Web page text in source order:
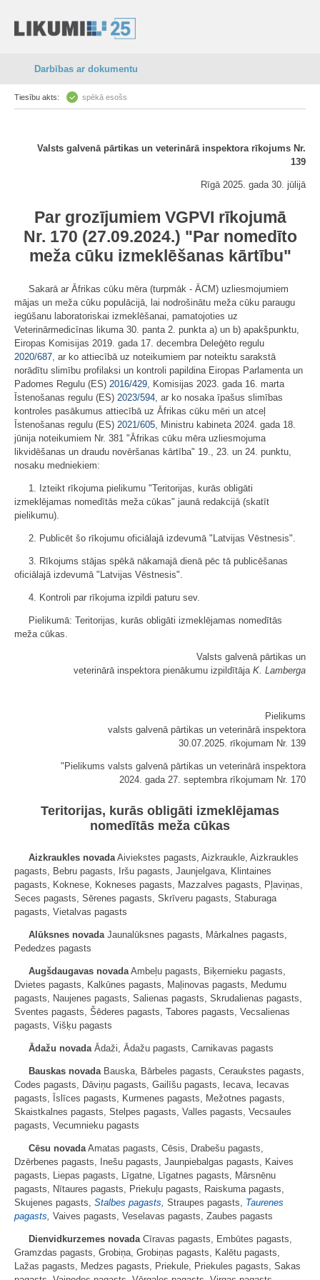
Darbības ar dokumentu
Tiesību akts: spēkā esošs
Valsts galvenā pārtikas un veterinārā inspektora rīkojums Nr.
139
Rīgā 2025. gada 30. jūlijā
Par grozījumiem VGPVI rīkojumā
Nr. 170 (27.09.2024.) "Par nomedīto
meža cūku izmeklēšanas kārtību"
Sakarā ar Āfrikas cūku mēra (turpmāk - ĀCM) uzliesmojumiem
mājas un meža cūku populācijā, lai nodrošinātu meža cūku paraugu
iegūšanu laboratoriskai izmeklēšanai, pamatojoties uz
Veterinārmedicīnas likuma 30. panta 2. punkta a) un b) apakšpunktu,
Eiropas Komisijas 2019. gada 17. decembra Deleģēto regulu
2020/687, ar ko attiecībā uz noteikumiem par noteiktu sarakstā
norādītu slimību profilaksi un kontroli papildina Eiropas Parlamenta un
Padomes Regulu (ES) 2016/429, Komisijas 2023. gada 16. marta
Īstenošanas regulu (ES) 2023/594, ar ko nosaka īpašus slimības
kontroles pasākumus attiecībā uz Āfrikas cūku mēri un atceļ
Īstenošanas regulu (ES) 2021/605, Ministru kabineta 2024. gada 18.
jūnija noteikumiem Nr. 381 "Āfrikas cūku mēra uzliesmojuma
likvidēšanas un draudu novēršanas kārtība" 19., 23. un 24. punktu,
nosaku medniekiem:
1. Izteikt rīkojuma pielikumu "Teritorijas, kurās obligāti
izmeklējamas nomedītās meža cūkas" jaunā redakcijā (skatīt
pielikumu).
2. Publicēt šo rīkojumu oficiālajā izdevumā "Latvijas Vēstnesis".
3. Rīkojums stājas spēkā nākamajā dienā pēc tā publicēšanas
oficiālajā izdevumā "Latvijas Vēstnesis".
4. Kontroli par rīkojuma izpildi paturu sev.
Pielikumā: Teritorijas, kurās obligāti izmeklējamas nomedītās
meža cūkas.
Valsts galvenā pārtikas un
veterinārā inspektora pienākumu izpildītāja K. Lamberga
Pielikums
valsts galvenā pārtikas un veterinārā inspektora
30.07.2025. rīkojumam Nr. 139
"Pielikums valsts galvenā pārtikas un veterinārā inspektora
2024. gada 27. septembra rīkojumam Nr. 170
Teritorijas, kurās obligāti izmeklējamas
nomedītās meža cūkas
Aizkraukles novada Aiviekstes pagasts, Aizkraukle, Aizkraukles
pagasts, Bebru pagasts, Iršu pagasts, Jaunjelgava, Klintaines
pagasts, Koknese, Kokneses pagasts, Mazzalves pagasts, Pļaviņas,
Seces pagasts, Sērenes pagasts, Skrīveru pagasts, Staburaga
pagasts, Vietalvas pagasts
Alūksnes novada Jaunalūksnes pagasts, Mārkalnes pagasts,
Pededzes pagasts
Augšdaugavas novada Ambeļu pagasts, Biķernieku pagasts,
Dvietes pagasts, Kalkūnes pagasts, Maļinovas pagasts, Medumu
pagasts, Naujenes pagasts, Salienas pagasts, Skrudalienas pagasts,
Sventes pagasts, Šēderes pagasts, Tabores pagasts, Vecsalienas
pagasts, Višķu pagasts
Ādažu novada Ādaži, Ādažu pagasts, Carnikavas pagasts
Bauskas novada Bauska, Bārbeles pagasts, Ceraukstes pagasts,
Codes pagasts, Dāviņu pagasts, Gailīšu pagasts, Iecava, Iecavas
pagasts, Īslīces pagasts, Kurmenes pagasts, Mežotnes pagasts,
Skaistkalnes pagasts, Stelpes pagasts, Valles pagasts, Vecsaules
pagasts, Vecumnieku pagasts
Cēsu novada Amatas pagasts, Cēsis, Drabešu pagasts,
Dzērbenes pagasts, Inešu pagasts, Jaunpiebalgas pagasts, Kaives
pagasts, Liepas pagasts, Līgatne, Līgatnes pagasts, Mārsnēnu
pagasts, Nītaures pagasts, Priekuļu pagasts, Raiskuma pagasts,
Skujenes pagasts, Stalbes pagasts, Straupes pagasts, Taurenes
pagasts, Vaives pagasts, Veselavas pagasts, Zaubes pagasts
Dienvidkurzemes novada Cīravas pagasts, Embūtes pagasts,
Gramzdas pagasts, Grobiņa, Grobiņas pagasts, Kalētu pagasts,
Lažas pagasts, Medzes pagasts, Priekule, Priekules pagasts, Sakas